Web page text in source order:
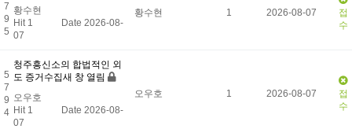
7
9
5
황수현
Hit 1
Date 2026-08-
07
황수현 1 2026-08-07
접
수
5
7
9
4
청주흥신소의 합법적인 외
도 증거수집새 창 열림
오우호
Hit 1
Date 2026-08-
07
오우호 1 2026-08-07
접
수